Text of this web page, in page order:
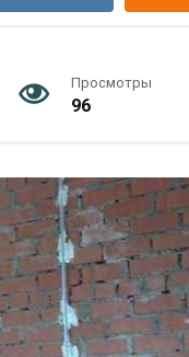
Просмотры
96